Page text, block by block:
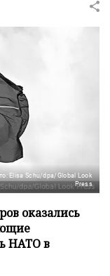
Elisa Schu/dpa/Global Look
Press
оказались
НАТО в